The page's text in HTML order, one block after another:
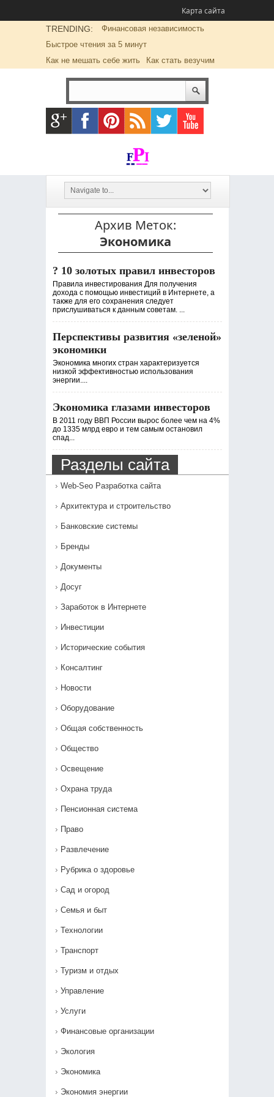
Карта сайта
TRENDING:
Финансовая независимость
Быстрое чтения за 5 минут
Как не мешать себе жить
Как стать везучим
Архив Меток:
Экономика
? 10 золотых правил инвесторов
Правила инвестирования Для получения
дохода с помощью инвестиций в Интернете, а
также для его сохранения следует
прислушиваться к данным советам. ...
Перспективы развития «зеленой»
экономики
Экономика многих стран характеризуется
низкой эффективностью использования
энергии....
Экономика глазами инвесторов
В 2011 году ВВП России вырос более чем на 4%
до 1335 млрд евро и тем самым остановил
спад...
Разделы сайта
Web-Seo Разработка сайта
Архитектура и строительство
Банковские системы
Бренды
Документы
Досуг
Заработок в Интернете
Инвестиции
Исторические события
Консалтинг
Новости
Оборудование
Общая собственность
Общество
Освещение
Охрана труда
Пенсионная система
Право
Развлечение
Рубрика о здоровье
Сад и огород
Семья и быт
Технологии
Транспорт
Туризм и отдых
Управление
Услуги
Финансовые организации
Экология
Экономика
Экономия энергии